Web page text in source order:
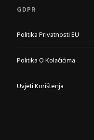
GDPR
Politika Privatnosti EU
Politika O Kolačićima
Uvjeti Korištenja